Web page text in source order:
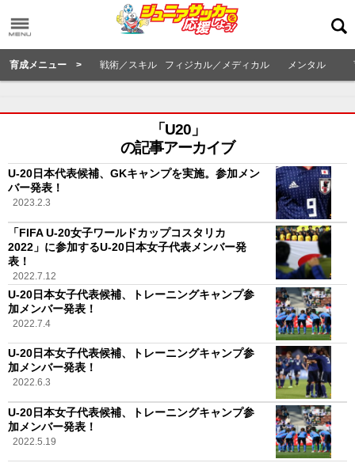
育成メニュー > 戦術／スキル フィジカル／メディカル メンタル
「U20」
の記事アーカイブ
U-20日本代表候補、GKキャンプを実施。参加メン
バー発表！
2023.2.3
「FIFA U-20女子ワールドカップコスタリカ
2022」に参加するU-20日本女子代表メンバー発
表！
2022.7.12
U-20日本女子代表候補、トレーニングキャンプ参
加メンバー発表！
2022.7.4
U-20日本女子代表候補、トレーニングキャンプ参
加メンバー発表！
2022.6.3
U-20日本女子代表候補、トレーニングキャンプ参
加メンバー発表！
2022.5.19